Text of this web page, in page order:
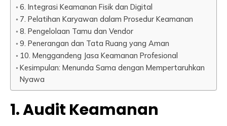
6. Integrasi Keamanan Fisik dan Digital
7. Pelatihan Karyawan dalam Prosedur Keamanan
8. Pengelolaan Tamu dan Vendor
9. Penerangan dan Tata Ruang yang Aman
10. Menggandeng Jasa Keamanan Profesional
Kesimpulan: Menunda Sama dengan Mempertaruhkan
Nyawa
1. Audit Keamanan